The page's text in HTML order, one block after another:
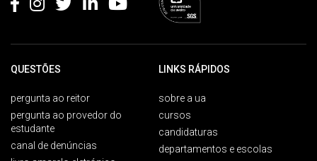
QUESTÕES
pergunta ao reitor
pergunta ao provedor do
estudante
canal de denúncias
LINKS RÁPIDOS
sobre a ua
cursos
candidaturas
departamentos e escolas